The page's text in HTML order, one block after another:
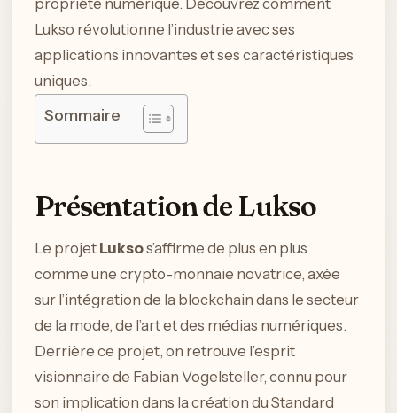
propriété numérique. Découvrez comment
Lukso révolutionne l’industrie avec ses
applications innovantes et ses caractéristiques
uniques.
Sommaire
Présentation de Lukso
Le projet Luksos’affirme de plus en plus
comme une crypto-monnaie novatrice, axée
sur l’intégration de la blockchain dans le secteur
de la mode, de l’art et des médias numériques.
Derrière ce projet, on retrouve l’esprit
visionnaire de Fabian Vogelsteller, connu pour
son implication dans la création du Standard